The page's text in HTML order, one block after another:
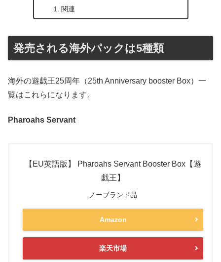
関連
発売される海外パックは5種類
海外の遊戯王25周年（25th Anniversary booster Box）一
覧はこれらになります。
Pharoahs Servant
【EU英語版】 Pharoahs Servant Booster Box【遊
戯王】
ノーブランド品
Amazon
楽天市場